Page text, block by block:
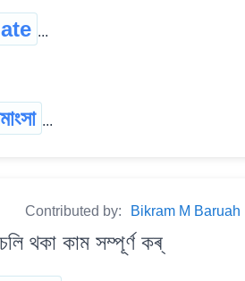
...
...
Contributed by: Bikram M Baruah
থকা কাম সম্পূৰ্ণ কৰ্